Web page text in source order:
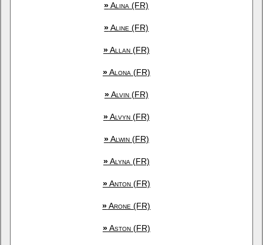
»Alina (FR)
»Aline (FR)
»Allan (FR)
»Alona (FR)
»Alvin (FR)
»Alvyn (FR)
»Alwin (FR)
»Alyna (FR)
»Anton (FR)
»Arone (FR)
»Aston (FR)